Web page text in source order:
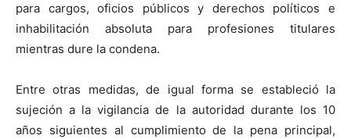
para cargos, oficios públicos y derechos políticos e
inhabilitación absoluta para profesiones titulares
mientras dure la condena.
Entre otras medidas, de igual forma se estableció la
sujeción a la vigilancia de la autoridad durante los 10
años siguientes al cumplimiento de la pena principal,